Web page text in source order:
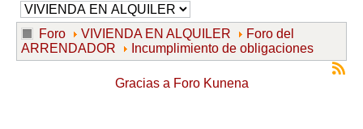
Foro VIVIENDA EN ALQUILER
Foro del
ARRENDADOR
Incumplimiento de obligaciones
Gracias a Foro Kunena